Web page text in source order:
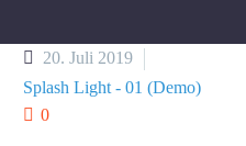
20. Juli 2019
Splash Light - 01 (Demo)
0